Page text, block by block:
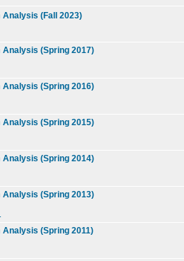
(Fall 2023)
(Spring 2017)
(Spring 2016)
(Spring 2015)
(Spring 2014)
(Spring 2013)
(Spring 2011)